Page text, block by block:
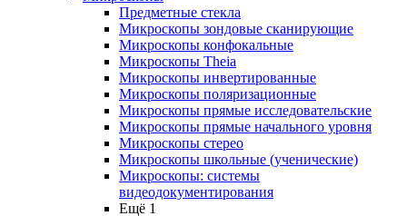
Предметные стекла
Микроскопы зондовые сканирующие
Микроскопы конфокальные
Микроскопы Theia
Микроскопы инвертированные
Микроскопы поляризационные
Микроскопы прямые исследовательские
Микроскопы прямые начального уровня
Микроскопы стерео
Микроскопы школьные (ученические)
Микроскопы: системы
видеодокументирования
Ещё 1